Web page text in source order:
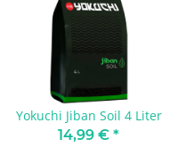
Yokuchi Jiban Soil 4 Liter
14,99 € *